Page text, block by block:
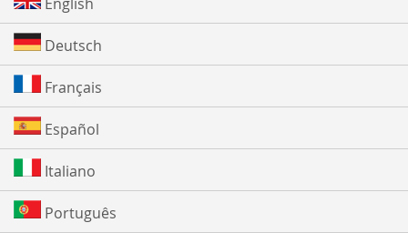
Deutsch
Français
Español
Italiano
Português